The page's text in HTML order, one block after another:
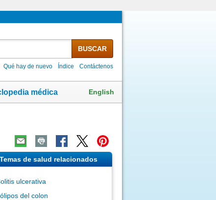
BUSCAR
Qué hay de nuevo Índice Contáctenos
médica English
Temas de salud relacionados
ulcerativa
del colon